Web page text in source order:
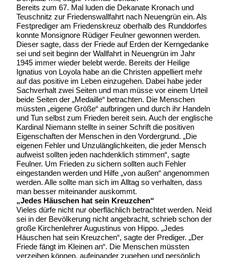
Bereits zum 67. Mal luden die Dekanate Kronach und
Teuschnitz zur Friedenswallfahrt nach Neuengrün ein. Als
Festprediger am Friedenskreuz oberhalb des Runddorfes
konnte Monsignore Rüdiger Feulner gewonnen werden.
Dieser sagte, dass der Friede auf Erden der Kerngedanke
sei und seit beginn der Wallfahrt in Neuengrün im Jahr
1945 immer wieder belebt werde. Bereits der Heilige
Ignatius von Loyola habe an die Christen appelliert mehr
auf das positive im Leben einzugehen. Dabei habe jeder
Sachverhalt zwei Seiten und man müsse vor einem Urteil
beide Seiten der „Medaille“ betrachten. Die Menschen
müssten „eigene Größe“ aufbringen und durch ihr Handeln
und Tun selbst zum Frieden bereit sein. Auch der englische
Kardinal Niemann stellte in seiner Schrift die positiven
Eigenschaften der Menschen in den Vordergrund. „Die
eigenen Fehler und Unzulänglichkeiten, die jeder Mensch
aufweist sollten jeden nachdenklich stimmen“, sagte
Feulner. Um Frieden zu sichern sollten auch Fehler
eingestanden werden und Hilfe „von außen“ angenommen
werden. Alle sollte man sich im Alltag so verhalten, dass
man besser miteinander auskommt.
„Jedes Häuschen hat sein Kreuzchen“
Vieles dürfe nicht nur oberflächlich betrachtet werden. Neid
sei in der Bevölkerung nicht angebracht, schrieb schon der
große Kirchenlehrer Augustinus von Hippo. „Jedes
Häuschen hat sein Kreuzchen“, sagte der Prediger. „Der
Friede fängt im Kleinen an“. Die Menschen müssten
verzeihen können, aufeinander zugehen und persönlich